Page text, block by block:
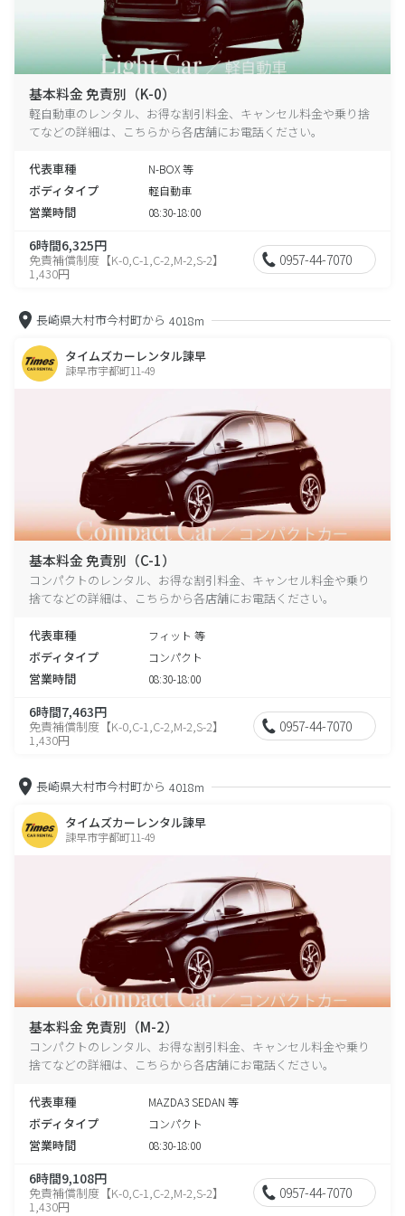
基本料金 免責別（K-0）
軽自動車のレンタル、お得な割引料金、キャンセル料金や乗り捨
てなどの詳細は、こちらから各店舗にお電話ください。
代表車種 N-BOX 等
ボディタイプ 軽自動車
営業時間 08:30-18:00
6時間6,325円
免責補償制度【K-0,C-1,C-2,M-2,S-2】
1,430円
0957-44-7070
長崎県大村市今村町から 4018m
タイムズカーレンタル諫早
諫早市宇都町11-49
基本料金 免責別（C-1）
コンパクトのレンタル、お得な割引料金、キャンセル料金や乗り
捨てなどの詳細は、こちらから各店舗にお電話ください。
代表車種 フィット 等
ボディタイプ コンパクト
営業時間 08:30-18:00
6時間7,463円
免責補償制度【K-0,C-1,C-2,M-2,S-2】
1,430円
0957-44-7070
長崎県大村市今村町から 4018m
タイムズカーレンタル諫早
諫早市宇都町11-49
基本料金 免責別（M-2）
コンパクトのレンタル、お得な割引料金、キャンセル料金や乗り
捨てなどの詳細は、こちらから各店舗にお電話ください。
代表車種 MAZDA3 SEDAN 等
ボディタイプ コンパクト
営業時間 08:30-18:00
6時間9,108円
免責補償制度【K-0,C-1,C-2,M-2,S-2】
1,430円
0957-44-7070